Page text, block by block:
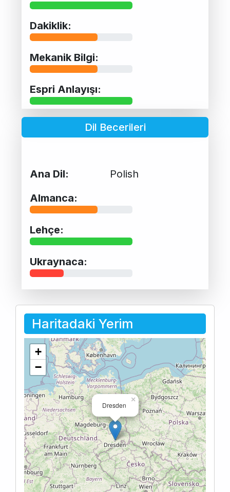
Dakiklik:
Mekanik Bilgi:
Espri Anlayışı:
Dil Becerileri
Ana Dil:
Polish
Almanca:
Lehçe:
Ukraynaca:
Haritadaki Yerim
Dresden
×
+
−